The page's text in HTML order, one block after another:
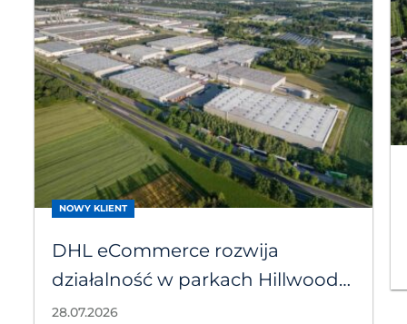
NOWY KLIENT
DHL eCommerce rozwija
działalność w parkach Hillwood
w Zgierzu i Tychach
28.07.2026